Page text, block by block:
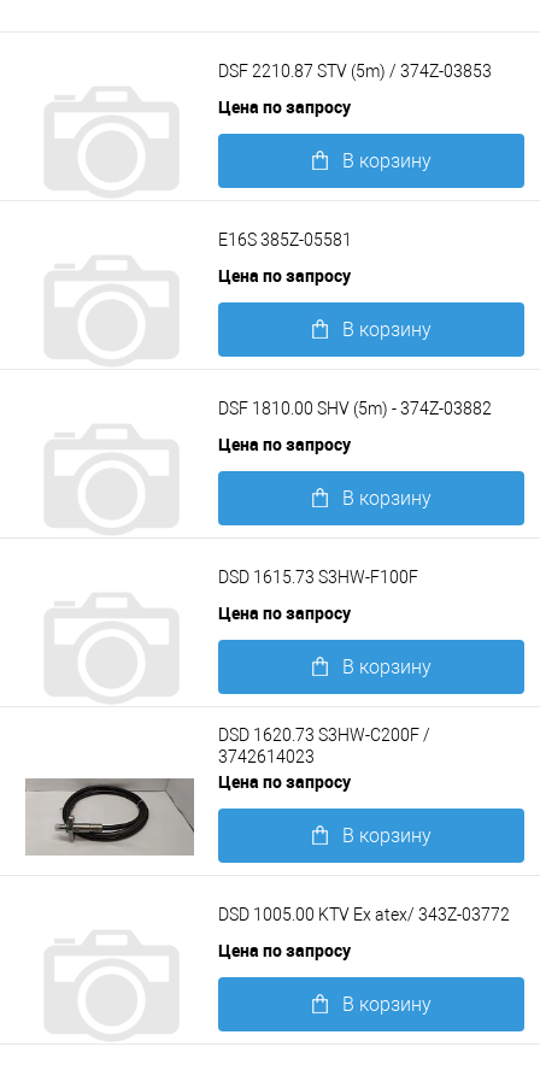
DSF 2210.87 STV (5m) / 374Z-03853
Цена по запросу
В корзину
Е16S 385Z-05581
Цена по запросу
В корзину
DSF 1810.00 SHV (5m) - 374Z-03882
Цена по запросу
В корзину
DSD 1615.73 S3HW-F100F
Цена по запросу
В корзину
Подробнее
DSD 1620.73 S3HW-C200F /
3742614023
Цена по запросу
В корзину
DSD 1005.00 KTV Ex atex/ 343Z-03772
Цена по запросу
В корзину